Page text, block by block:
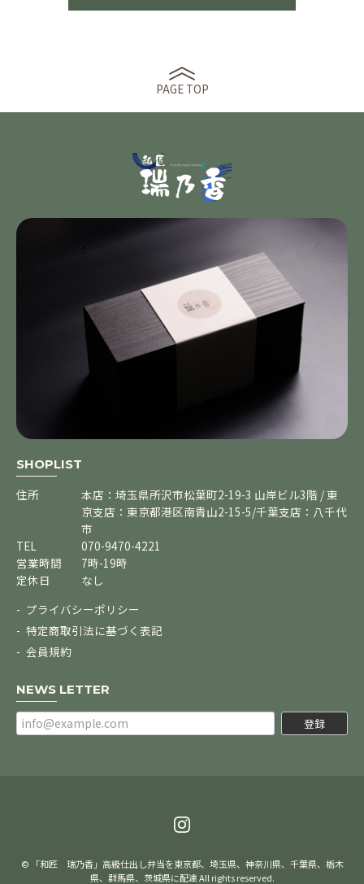
PAGE TOP
SHOPLIST
住所
本店：埼玉県所沢市松葉町2-19-3 山岸ビル3階 / 東
京支店：東京都港区南青山2-15-5/千葉支店：八千代
市
TEL
070-9470-4221
営業時間
7時-19時
定休日
なし
プライバシーポリシー
特定商取引法に基づく表記
会員規約
NEWS LETTER
登録
© 「和匠 瑞乃香」高級仕出し弁当を東京都、埼玉県、神奈川県、千葉県、栃木
県、群馬県、茨城県に配達 All rights reserved.